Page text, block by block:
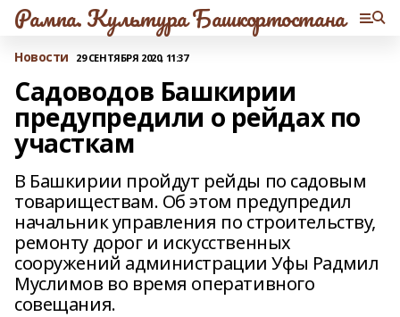
Рампа. Культура Башкортостана
Новости 29 СЕНТЯБРЯ 2020, 11:37
Садоводов Башкирии
предупредили о рейдах по
участкам
В Башкирии пройдут рейды по садовым
товариществам. Об этом предупредил
начальник управления по строительству,
ремонту дорог и искусственных
сооружений администрации Уфы Радмил
Муслимов во время оперативного
совещания.